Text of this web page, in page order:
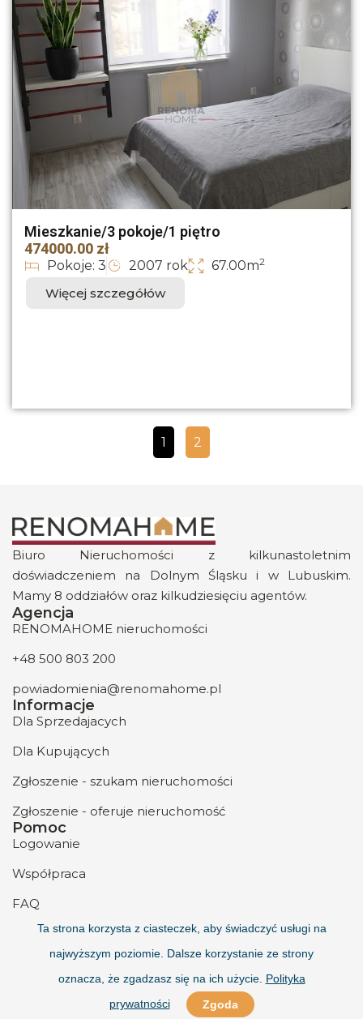
Mieszkanie/3 pokoje/1 piętro
474000.00 zł
Pokoje: 3 2007 rok 67.00m2
Więcej szczegółów
1 2
Biuro Nieruchomości z kilkunastoletnim
doświadczeniem na Dolnym Śląsku i w Lubuskim.
Mamy 8 oddziałów oraz kilkudziesięciu agentów.
Agencja
RENOMAHOME nieruchomości
+48 500 803 200
powiadomienia@renomahome.pl
Informacje
Dla Sprzedajacych
Dla Kupujących
Zgłoszenie - szukam nieruchomości
Zgłoszenie - oferuje nieruchomość
Pomoc
Logowanie
Współpraca
FAQ
O nasTa strona korzysta z ciasteczek, aby świadczyć usługi na
najwyższym poziomie. Dalsze korzystanie ze strony
oznacza, że zgadzasz się na ich użycie. Polityka
prywatności
Zgoda